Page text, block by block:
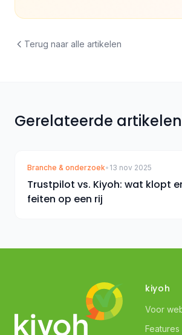
Terug naar alle artikelen
Gerelateerde artikelen
Branche & onderzoek• 13 nov 2025
Trustpilot vs. Kiyoh: wat klopt
feiten op een rij
kiyoh
Voor
Features